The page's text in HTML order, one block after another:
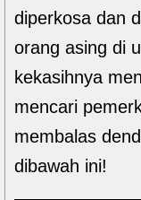
diperkosa dan
orang asing di
kekasihnya
mencari
membalas
dibawah ini!